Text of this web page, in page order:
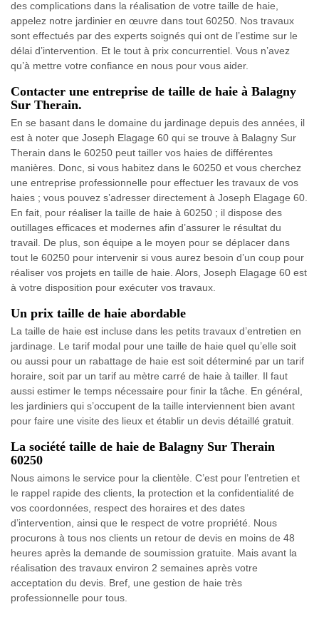
des complications dans la réalisation de votre taille de haie,
appelez notre jardinier en œuvre dans tout 60250. Nos travaux
sont effectués par des experts soignés qui ont de l’estime sur le
délai d’intervention. Et le tout à prix concurrentiel. Vous n’avez
qu’à mettre votre confiance en nous pour vous aider.
Contacter une entreprise de taille de haie à Balagny
Sur Therain.
En se basant dans le domaine du jardinage depuis des années, il
est à noter que Joseph Elagage 60 qui se trouve à Balagny Sur
Therain dans le 60250 peut tailler vos haies de différentes
manières. Donc, si vous habitez dans le 60250 et vous cherchez
une entreprise professionnelle pour effectuer les travaux de vos
haies ; vous pouvez s’adresser directement à Joseph Elagage 60.
En fait, pour réaliser la taille de haie à 60250 ; il dispose des
outillages efficaces et modernes afin d’assurer le résultat du
travail. De plus, son équipe a le moyen pour se déplacer dans
tout le 60250 pour intervenir si vous aurez besoin d’un coup pour
réaliser vos projets en taille de haie. Alors, Joseph Elagage 60 est
à votre disposition pour exécuter vos travaux.
Un prix taille de haie abordable
La taille de haie est incluse dans les petits travaux d’entretien en
jardinage. Le tarif modal pour une taille de haie quel qu’elle soit
ou aussi pour un rabattage de haie est soit déterminé par un tarif
horaire, soit par un tarif au mètre carré de haie à tailler. Il faut
aussi estimer le temps nécessaire pour finir la tâche. En général,
les jardiniers qui s’occupent de la taille interviennent bien avant
pour faire une visite des lieux et établir un devis détaillé gratuit.
La société taille de haie de Balagny Sur Therain
60250
Nous aimons le service pour la clientèle. C’est pour l’entretien et
le rappel rapide des clients, la protection et la confidentialité de
vos coordonnées, respect des horaires et des dates
d’intervention, ainsi que le respect de votre propriété. Nous
procurons à tous nos clients un retour de devis en moins de 48
heures après la demande de soumission gratuite. Mais avant la
réalisation des travaux environ 2 semaines après votre
acceptation du devis. Bref, une gestion de haie très
professionnelle pour tous.